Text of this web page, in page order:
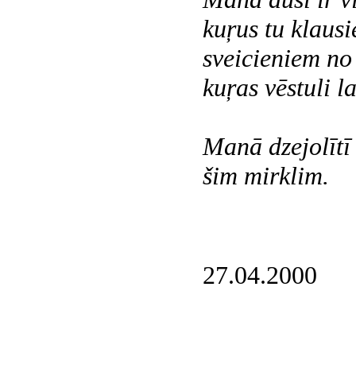
kuŗus tu
sveicieniem
kuŗas vēstuli
Manā
šim mirklim.
27.04.2000